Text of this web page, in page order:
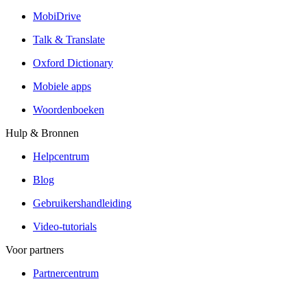
MobiDrive
Talk & Translate
Oxford Dictionary
Mobiele apps
Woordenboeken
Hulp & Bronnen
Helpcentrum
Blog
Gebruikershandleiding
Video-tutorials
Voor partners
Partnercentrum